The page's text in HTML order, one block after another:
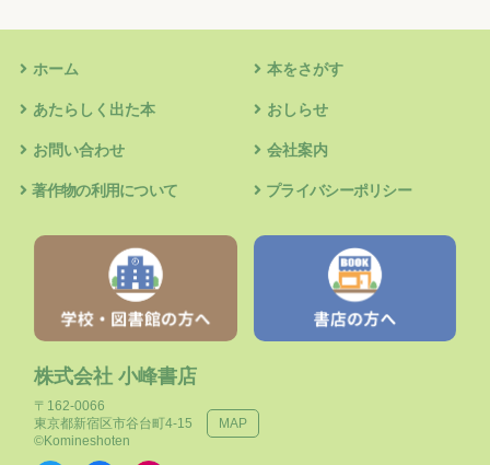
株式会社 小峰書店
〒162-0066
東京都新宿区市谷台町4-15
MAP
©Komineshoten
ホーム 本をさがす
あたらしく出た本 おしらせ
お問い合わせ 会社案内
著作物の利用について プライバシーポリシー